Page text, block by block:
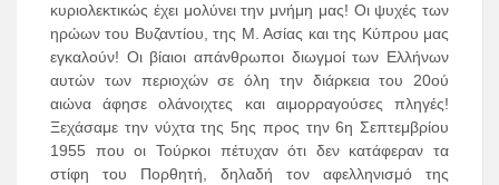
κυριολεκτικώς έχει μολύνει την μνήμη μας! Οι ψυχές των
ηρώων του Βυζαντίου, της Μ. Ασίας και της Κύπρου μας
εγκαλούν! Οι βίαιοι απάνθρωποι διωγμοί των Ελλήνων
αυτών των περιοχών σε όλη την διάρκεια του 20ού
αιώνα άφησε ολάνοιχτες και αιμορραγούσες πληγές!
Ξεχάσαμε την νύχτα της 5ης προς την 6η Σεπτεμβρίου
1955 που οι Τούρκοι πέτυχαν ότι δεν κατάφεραν τα
στίφη του Πορθητή, δηλαδή τον αφελληνισμό της